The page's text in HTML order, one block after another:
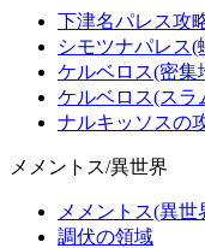
下津名パレス攻
シモツナパレス(
ケルベロス(密集
ケルベロス(スラ
ナルキッソスの
メメントス/異世界
メメントス(異世
調伏の領域